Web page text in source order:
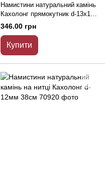
Намистини натуральний камінь
Кахолонг прямокутник d-13х18
(+ -) мм L-38см (+ -)
346.00 грн
Купити